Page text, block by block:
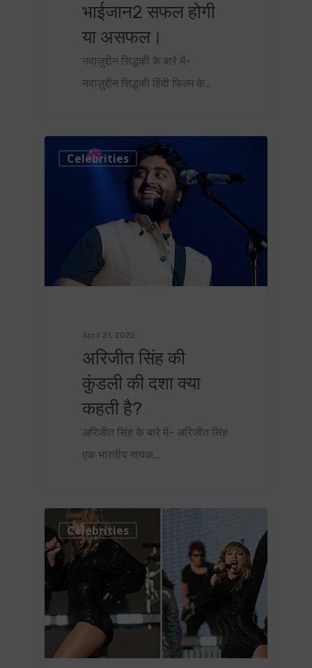
भाईजान2 सफल होगी
या असफल।
नवाज़ुद्दीन सिद्धकी के बारे में-
नवाज़ुद्दीन सिद्धकी हिंदी फिल्म के…
Celebrities
April 21, 2022
अरिजीत सिंह की
कुंडली की दशा क्या
कहती है?
अरिजीत सिंह के बारे में- अरिजीत सिंह
एक भारतीय गायक…
Celebrities